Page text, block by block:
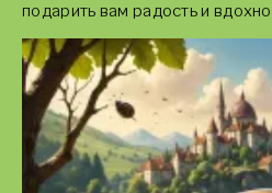
подарить вам радость и